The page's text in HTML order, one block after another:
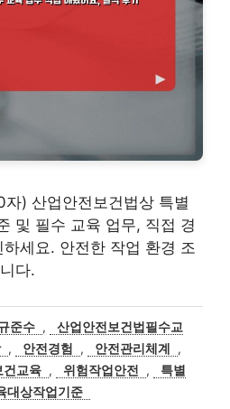
) 산업안전보건법상 특별
및 필수 교육 업무, 직접 경
세요. 안전한 작업 환경 조
다.
준수 ,
산업안전보건법필수교
, 안전경험 , 안전관리체계
,
건교육 , 위험작업안전 ,
특별
대상작업기준